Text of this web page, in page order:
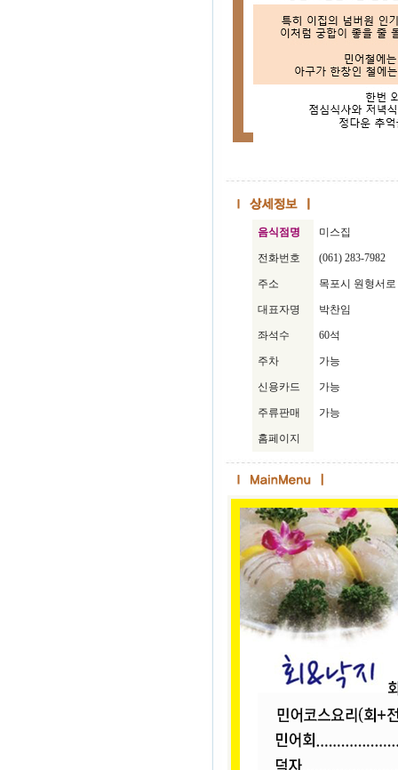
음식점명 미스집
전화번호 (061) 283-7982
주소 목포시 원형서로
대표자명 박찬임
좌석수 60석
주차 가능
신용카드 가능
주류판매 가능
홈페이지